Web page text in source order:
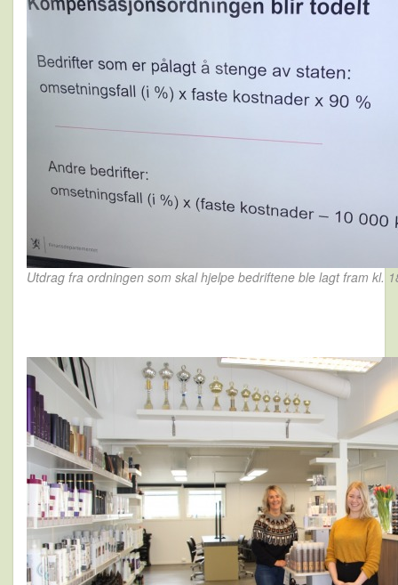
Utdrag fra ordningen som skal hjelpe bedriftene ble lagt fram kl.